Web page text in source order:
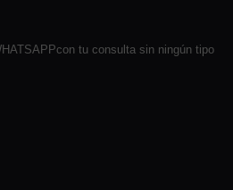
tu consulta sin ningún tipo